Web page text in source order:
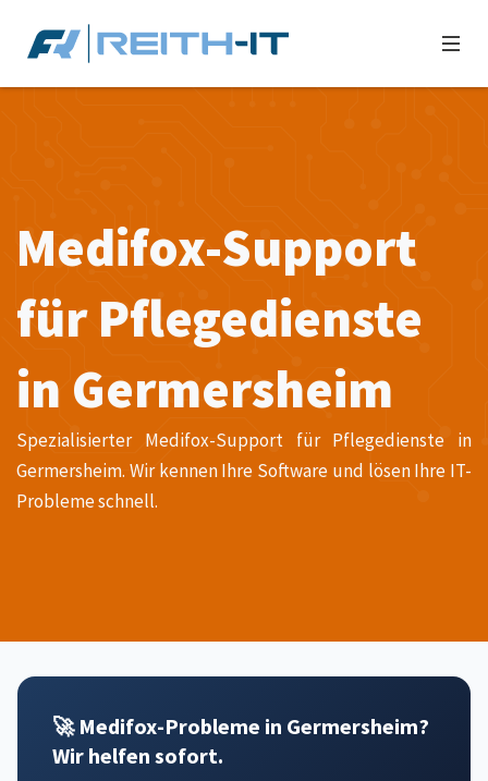
Medifox-Support
für Pflegedienste
in Germersheim
Spezialisierter Medifox-Support für Pflegedienste in
Germersheim. Wir kennen Ihre Software und lösen Ihre IT-
Probleme schnell.
🚀 Medifox-Probleme in Germersheim?
Wir helfen sofort.